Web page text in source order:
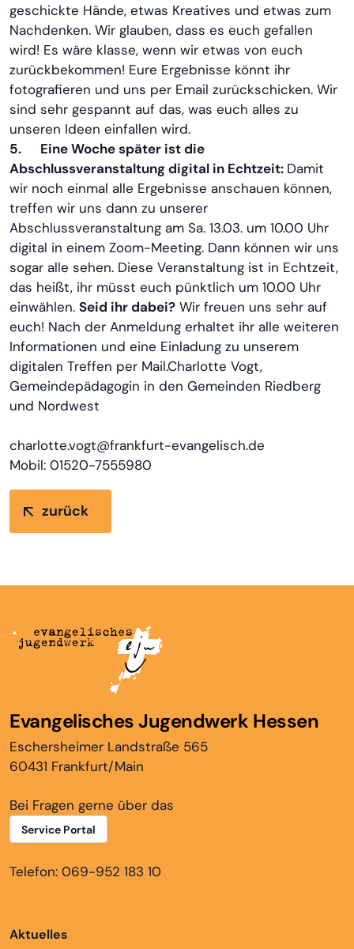
geschickte Hände, etwas Kreatives und etwas zum
Nachdenken. Wir glauben, dass es euch gefallen
wird! Es wäre klasse, wenn wir etwas von euch
zurückbekommen! Eure Ergebnisse könnt ihr
fotografieren und uns per Email zurückschicken. Wir
sind sehr gespannt auf das, was euch alles zu
unseren Ideen einfallen wird.
5. Eine Woche später ist die
Abschlussveranstaltung digital in Echtzeit: Damit
wir noch einmal alle Ergebnisse anschauen können,
treffen wir uns dann zu unserer
Abschlussveranstaltung am Sa. 13.03. um 10.00 Uhr
digital in einem Zoom-Meeting. Dann können wir uns
sogar alle sehen. Diese Veranstaltung ist in Echtzeit,
das heißt, ihr müsst euch pünktlich um 10.00 Uhr
einwählen. Seid ihr dabei? Wir freuen uns sehr auf
euch! Nach der Anmeldung erhaltet ihr alle weiteren
Informationen und eine Einladung zu unserem
digitalen Treffen per Mail.Charlotte Vogt,
Gemeindepädagogin in den Gemeinden Riedberg
und Nordwest
charlotte.vogt@frankfurt-evangelisch.de
Mobil: 01520-7555980
zurück
Evangelisches Jugendwerk Hessen
Eschersheimer Landstraße 565
60431 Frankfurt/Main
Bei Fragen gerne über das
Service Portal
Telefon: 069-952 183 10
Aktuelles